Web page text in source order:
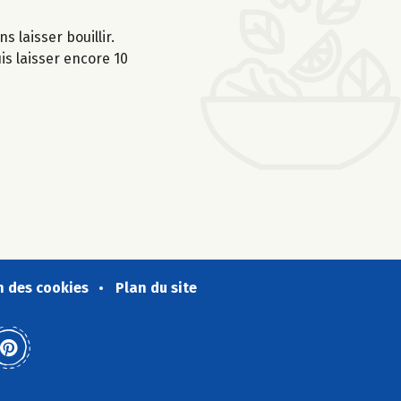
laisser bouillir.
laisser encore 10
des cookies Plan du site